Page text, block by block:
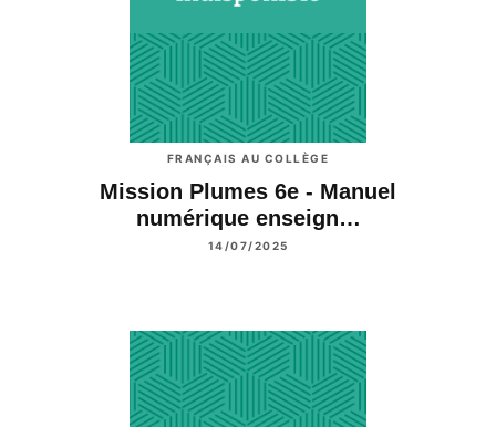
FRANÇAIS AU COLLÈGE
Mission Plumes 6e - Manuel
numérique enseign…
14/07/2025